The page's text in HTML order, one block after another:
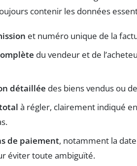
contenir les données
et numéro unique de la
du vendeur et de
détaillée des biens vendus ou
à régler, clairement indiqué
de paiement, notamment la
éviter toute ambiguïté.